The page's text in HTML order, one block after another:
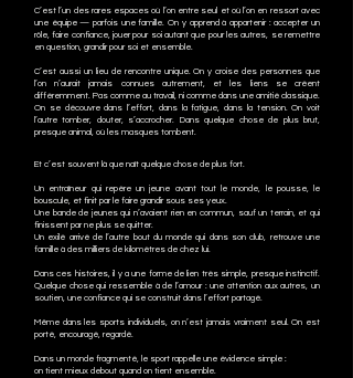
C’est l’un des rares espaces où l’on entre seul et où l’on en ressort avec
une équipe — parfois une famille. On y apprend à appartenir : accepter un
rôle, faire confiance, jouer pour soi autant que pour les autres, se remettre
en question, grandir pour soi et ensemble.
C’est aussi un lieu de rencontre unique. On y croise des personnes que
l’on n’aurait jamais connues autrement, et les liens se créent
différemment. Pas comme au travail, ni comme dans une amitié classique.
On se découvre dans l’effort, dans la fatigue, dans la tension. On voit
l’autre tomber, douter, s’accrocher. Dans quelque chose de plus brut,
presque animal, où les masques tombent.
Et c’est souvent là que naît quelque chose de plus fort.
Un entraîneur qui repère un jeune avant tout le monde, le pousse, le
bouscule, et finit par le faire grandir sous ses yeux.
Une bande de jeunes qui n’avaient rien en commun, sauf un terrain, et qui
finissent par ne plus se quitter.
Un exilé arrivé de l’autre bout du monde qui dans son club, retrouve une
famille à des milliers de kilomètres de chez lui.
Dans ces histoires, il y a une forme de lien très simple, presque instinctif.
Quelque chose qui ressemble à de l’amour : une attention aux autres, un
soutien, une confiance qui se construit dans l’effort partagé.
Même dans les sports individuels, on n’est jamais vraiment seul. On est
porté, encouragé, regardé.
Dans un monde fragmenté, le sport rappelle une évidence simple :
on tient mieux debout quand on tient ensemble.